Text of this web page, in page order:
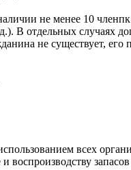
не менее 10
В отдельных случаях
не существует, его
всех
воспроизводству